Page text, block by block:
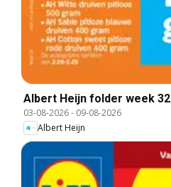
Albert Heijn folder week 32
03-08-2026- 09-08-2026
Albert Heijn